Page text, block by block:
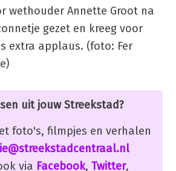
wethouder Annette Groot na
gezet en kreeg voor
extra applaus. (foto: Fer
uit jouw Streekstad?
foto's, filmpjes en verhalen
via Facebook, Twitter,